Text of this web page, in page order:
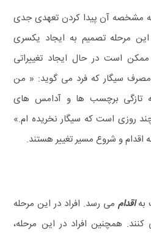
مشخصه آن پیدا کردن تعهدی جدی
مرحله تصمیم به ایجاد یکسری
است در حال ایجاد تغییراتی
سیگار که فرد می گوید: « من
تازگی برچسب ها و آدامس های
روزی است که سیگار نخریده ام.»
اقدام و شروع مسیر تغییر هستند.
به اقدام می رسد. افراد در این مرحله
همچنین افراد در این مرحله،